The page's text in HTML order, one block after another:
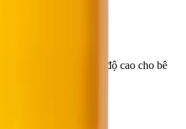
triển nhanh cường độ cao cho bê